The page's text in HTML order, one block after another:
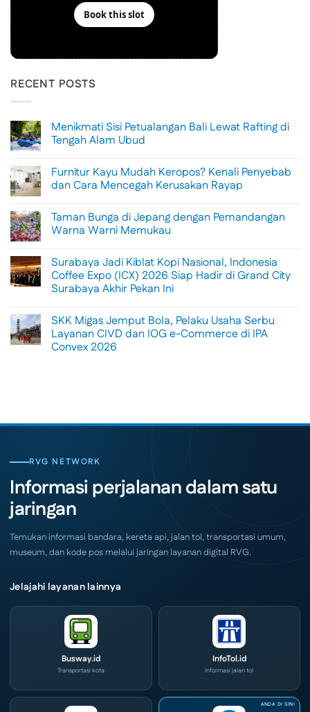
RECENT POSTS
Menikmati Sisi Petualangan Bali Lewat Rafting di
Tengah Alam Ubud
on
Menikmati
Sisi
Lewat
Rafting
di
Ubud
Furnitur Kayu Mudah Keropos? Kenali Penyebab
dan Cara Mencegah Kerusakan Rayap
on
Furnitur
Kayu
Kenali
Penyebab
dan
Cara
Rayap
Taman Bunga di Jepang dengan Pemandangan
Warna Warni Memukau
on
Taman
Bunga
di
Pemandangan
Warna
Warni
Memukau
Surabaya Jadi Kiblat Kopi Nasional, Indonesia
Coffee Expo (ICX) 2026 Siap Hadir di Grand City
Surabaya Akhir Pekan Ini
on
Surabaya
Jadi
Kiblat
Hadir
City
Surabaya
Pekan
Ini
SKK Migas Jemput Bola, Pelaku Usaha Serbu
Layanan CIVD dan IOG e-Commerce di IPA
Convex 2026
Pelaku
CIVD
e-
Commerce
di
IPA
2026
RVG NETWORK
Informasi perjalanan dalam satu
jaringan
Temukan informasi bandara, kereta api, jalan tol, transportasi umum,
museum, dan kode pos melalui jaringan layanan digital RVG.
Jelajahi layanan lainnya
Busway.id
Transportasi kota
InfoTol.id
Informasi jalan tol